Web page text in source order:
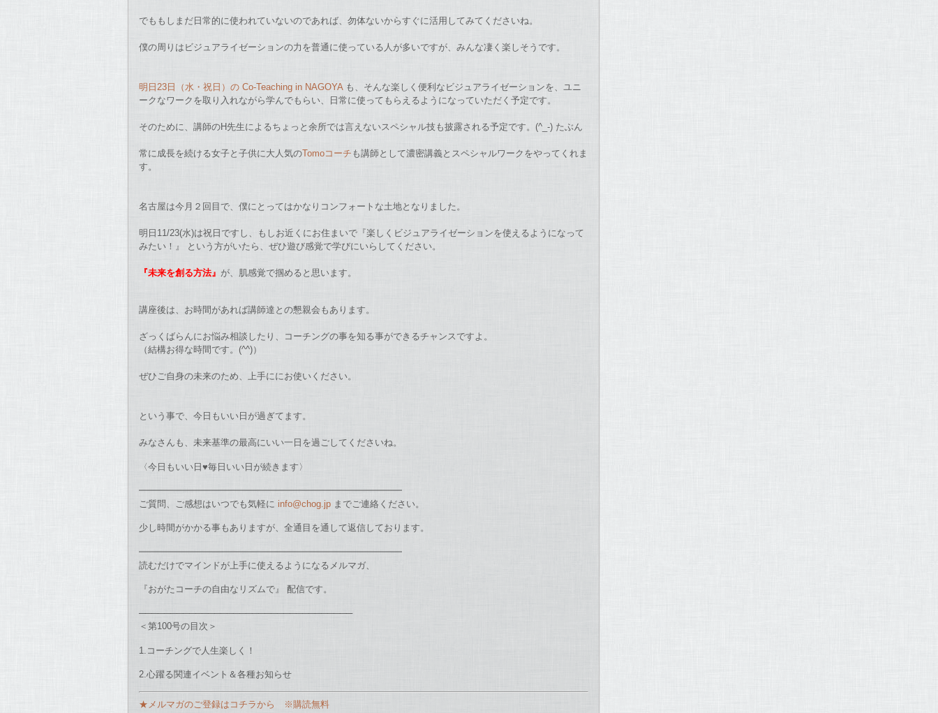
でももしまだ日常的に使われていないのであれば、勿体ないからす ぐに活用してみてくださいね。
僕の周りはビジュアライゼーションの力を普通に使っている人が多いですが、みんな凄く楽しそうです。
明日23日（水・祝日）の Co-Teaching in NAGOYA も、そんな楽しく便利なビジュアライゼーションを、ユニ
ークなワ ークを取り入れながら学んでもらい、日常に使ってもらえるように なっていただく予定です。
そのために、講師のH先生によるちょっと余所では言えないスペシャ ル技も披露される予定です。(^_-) たぶん
常に成長を続ける女子と子供に大人気のTomoコーチ も講師として濃密講義とスペシャルワークをやってくれま
す。
名古屋は今月２回目で、僕にとってはかなりコンフォートな土地と なりました。
明日11/23(水)は祝日ですし、もしお近くにお住まいで『楽しくビジュアライゼーションを使えるようになって
みたい！』 という方がいたら、ぜひ遊び感覚で学びにいらしてください。
『未来を創る方法』 が、肌感覚で掴めると思います。
講座後は、お時間があれば講師達との懇親会もあります。
ざっくばらんにお悩み相談したり、コーチングの事を知る事ができ るチャンスですよ。
（結構お得な時間です。(^^)）
ぜひご自身の未来のため、上手ににお使いください。
という事で、今日もいい日が過ぎてます。
みなさんも、未来基準の最高にいい一日を過ごしてくださいね。
〈今日もいい日♥毎日いい日が続きます〉
━━━━━━━━━━━━━━━━━━━━━━━━━━━━━
ご質問、ご感想はいつでも気軽に info@chog.jp までご連絡ください。
少し時間がかかる事もありますが、全通目を通して返信しております。
━━━━━━━━━━━━━━━━━━━━━━━━━━━━━
読むだけでマインドが上手に使えるようになるメルマガ、
『おがたコーチの自由なリズムで』 配信です。
──────────────────────────────────
＜第100号の目次＞
1.コーチングで人生楽しく！
2.心躍る関連イベント＆各種お知らせ
★メルマガのご登録はコチラから ※購読無料